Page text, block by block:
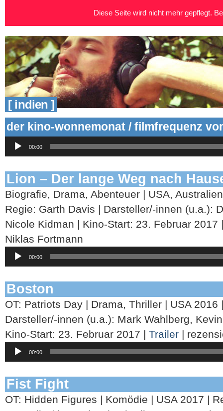
[ indien ]
der kino-wonnemonat / filmfrequenz
Player
00:00
Lion – Der lange Weg nach
Biografie, Drama, Abenteuer | USA,
Regie: Garth Davis | Darsteller/-innen (u.a.):
Nicole Kidman | Kino-Start: 23. Februar 2017
Niklas Fortmann
Player
00:00
Boston
OT: Patriots Day | Drama, Thriller | USA 2016
Darsteller/-innen (u.a.): Mark Wahlberg,
Kino-Start: 23. Februar 2017 | Trailer |
Player
00:00
Fist Fight
OT: Hidden Figures | Komödie | USA 2017 |
Diese Seite wird nicht mehr gepflegt.